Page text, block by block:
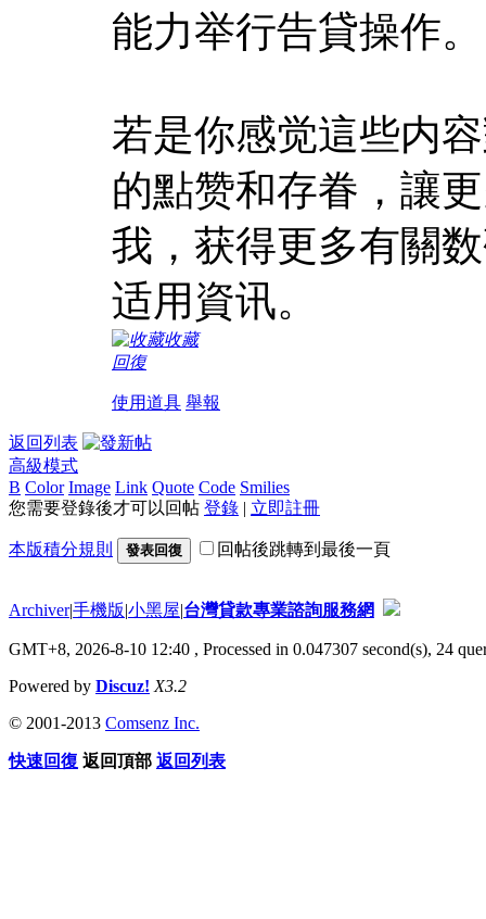
能力举行告貸操作。
若是你感觉這些内
的點赞和存眷，讓
我，获得更多有關
适用資讯。
收藏
回復
使用道具 舉報
返回列表
高級模式
B Color Image Link Quote Code Smilies
您需要登錄後才可以回帖 登錄 | 立即註冊
本版積分規則 發表回復 回帖後跳轉到最後一頁
Archiver|手機版|小黑屋|台灣貸款專業諮詢服務網
GMT+8, 2026-8-10 12:40 , Processed in 0.047307 second(s), 24
Powered by Discuz! X3.2
© 2001-2013 Comsenz Inc.
快速回復 返回頂部 返回列表